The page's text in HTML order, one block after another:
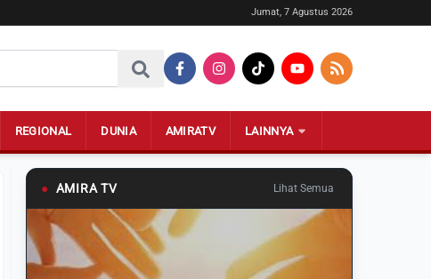
Jumat, 7 Agustus 2026
REGIONAL DUNIA AMIRATV LAINNYA
● AMIRA TV Lihat Semua